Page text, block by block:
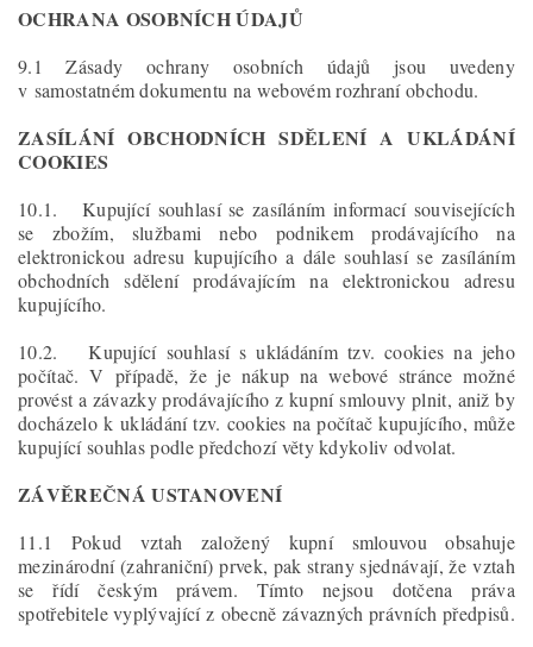
OCHRANA OSOBNÍCH ÚDAJŮ
9.1 Zásady ochrany osobních údajů jsou uvedeny
v samostatném dokumentu na webovém rozhraní obchodu.
ZASÍLÁNÍ OBCHODNÍCH SDĚLENÍ A UKLÁDÁNÍ
COOKIES
10.1. Kupující souhlasí se zasíláním informací souvisejících
se zbožím, službami nebo podnikem prodávajícího na
elektronickou adresu kupujícího a dále souhlasí se zasíláním
obchodních sdělení prodávajícím na elektronickou adresu
kupujícího.
10.2. Kupující souhlasí s ukládáním tzv. cookies na jeho
počítač. V případě, že je nákup na webové stránce možné
provést a závazky prodávajícího z kupní smlouvy plnit, aniž by
docházelo k ukládání tzv. cookies na počítač kupujícího, může
kupující souhlas podle předchozí věty kdykoliv odvolat.
ZÁVĚREČNÁ USTANOVENÍ
11.1 Pokud vztah založený kupní smlouvou obsahuje
mezinárodní (zahraniční) prvek, pak strany sjednávají, že vztah
se řídí českým právem. Tímto nejsou dotčena práva
spotřebitele vyplývající z obecně závazných právních předpisů.